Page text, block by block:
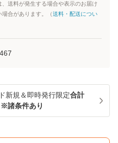
送料が発生する場合や表示のお届け
合があります。（送料・配送につい
新規＆即時発行限定合計
諸条件あり